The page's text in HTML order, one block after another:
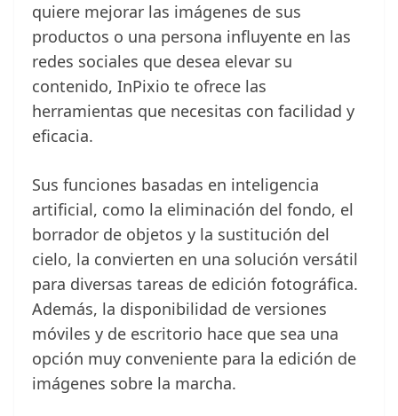
quiere mejorar las imágenes de sus
productos o una persona influyente en las
redes sociales que desea elevar su
contenido, InPixio te ofrece las
herramientas que necesitas con facilidad y
eficacia.
Sus funciones basadas en inteligencia
artificial, como la eliminación del fondo, el
borrador de objetos y la sustitución del
cielo, la convierten en una solución versátil
para diversas tareas de edición fotográfica.
Además, la disponibilidad de versiones
móviles y de escritorio hace que sea una
opción muy conveniente para la edición de
imágenes sobre la marcha.